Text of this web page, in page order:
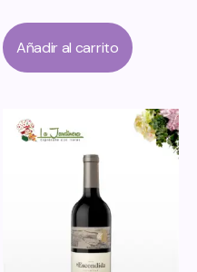
Añadir al carrito